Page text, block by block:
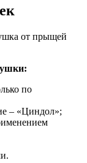
от прыщей
по
‒ «Циндол»;